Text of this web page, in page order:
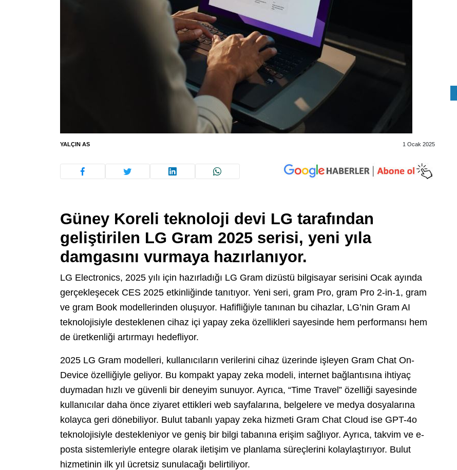
YALÇIN AS 1 Ocak 2025
Güney Koreli teknoloji devi LG tarafından
geliştirilen LG Gram 2025 serisi, yeni yıla
damgasını vurmaya hazırlanıyor.
LG Electronics, 2025 yılı için hazırladığı LG Gram dizüstü bilgisayar serisini Ocak ayında
gerçekleşecek CES 2025 etkinliğinde tanıtıyor. Yeni seri, gram Pro, gram Pro 2-in-1, gram
ve gram Book modellerinden oluşuyor. Hafifliğiyle tanınan bu cihazlar, LG’nin Gram AI
teknolojisiyle desteklenen cihaz içi yapay zeka özellikleri sayesinde hem performansı hem
de üretkenliği artırmayı hedefliyor.
2025 LG Gram modelleri, kullanıcıların verilerini cihaz üzerinde işleyen Gram Chat On-
Device özelliğiyle geliyor. Bu kompakt yapay zeka modeli, internet bağlantısına ihtiyaç
duymadan hızlı ve güvenli bir deneyim sunuyor. Ayrıca, “Time Travel” özelliği sayesinde
kullanıcılar daha önce ziyaret ettikleri web sayfalarına, belgelere ve medya dosyalarına
kolayca geri dönebiliyor. Bulut tabanlı yapay zeka hizmeti Gram Chat Cloud ise GPT-4o
teknolojisiyle destekleniyor ve geniş bir bilgi tabanına erişim sağlıyor. Ayrıca, takvim ve e-
posta sistemleriyle entegre olarak iletişim ve planlama süreçlerini kolaylaştırıyor. Bulut
hizmetinin ilk yıl ücretsiz sunulacağı belirtiliyor.